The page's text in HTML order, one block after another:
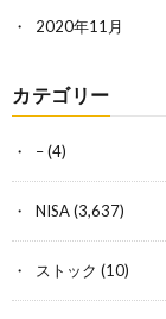
2020年11月
カテゴリー
–(4)
NISA(3,637)
ストック (10)